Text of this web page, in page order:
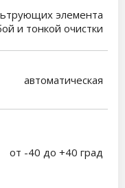
элемента
и тонкой очистки
автоматическая
от -40 до +40 град